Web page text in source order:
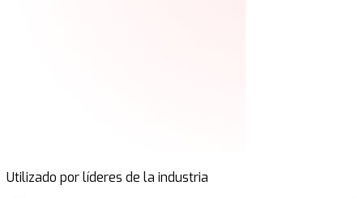
Utilizado por líderes de la industria